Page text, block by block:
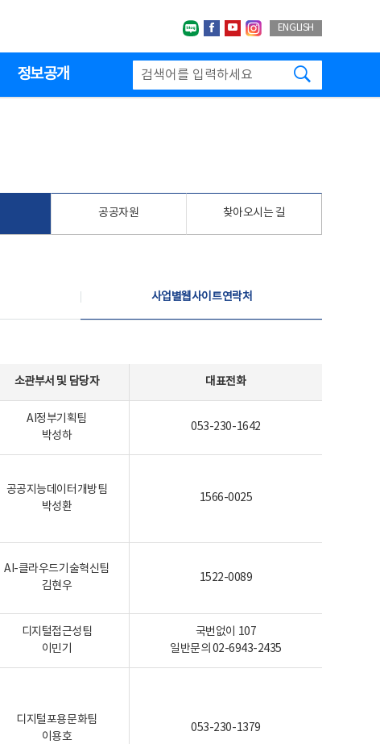
네이버블로그
페이스북
유투브인스타그랩
ENGLISH
정보공개
공공자원 찾아오시는 길
사업별웹사이트연락처
소관부서 및 담당자 대표전화
AI정부기획팀
박성하
053-230-1642
공공지능데이터개방팀
박성환
1566-0025
AI-클라우드기술혁신팀
김현우
1522-0089
디지털접근성팀
이민기
국번없이 107
일반문의 02-6943-2435
디지털포용문화팀
이용호
053-230-1379